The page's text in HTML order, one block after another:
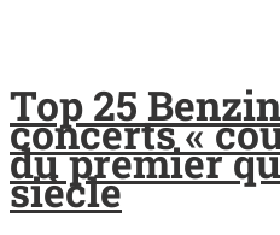
Top 25
concerts «
du premier
siècle